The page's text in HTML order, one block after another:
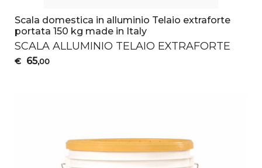
Scala domestica in alluminio Telaio extraforte
portata 150 kg made in Italy
SCALA ALLUMINIO TELAIO EXTRAFORTE
€ 65,00